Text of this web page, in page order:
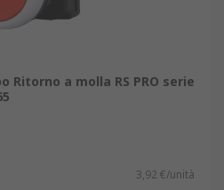
a molla RS PRO serie
3,92 €/unità